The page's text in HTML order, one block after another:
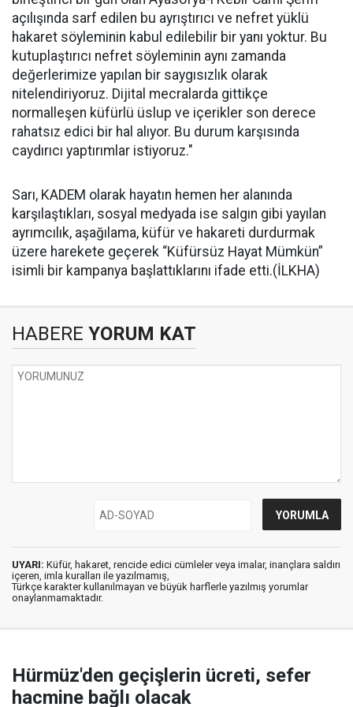
açılışında sarf edilen bu ayrıştırıcı ve nefret yüklü
hakaret söyleminin kabul edilebilir bir yanı yoktur. Bu
kutuplaştırıcı nefret söyleminin aynı zamanda
değerlerimize yapılan bir saygısızlık olarak
nitelendiriyoruz. Dijital mecralarda gittikçe
normalleşen küfürlü üslup ve içerikler son derece
rahatsız edici bir hal alıyor. Bu durum karşısında
caydırıcı yaptırımlar istiyoruz."
Sarı, KADEM olarak hayatın hemen her alanında
karşılaştıkları, sosyal medyada ise salgın gibi yayılan
ayrımcılık, aşağılama, küfür ve hakareti durdurmak
üzere harekete geçerek “Küfürsüz Hayat Mümkün”
isimli bir kampanya başlattıklarını ifade etti.(İLKHA)
HABERE YORUM KAT
UYARI: Küfür, hakaret, rencide edici cümleler veya imalar, inançlara saldırı
içeren, imla kuralları ile yazılmamış,
Türkçe karakter kullanılmayan ve büyük harflerle yazılmış yorumlar
onaylanmamaktadır.
Hürmüz'den geçişlerin ücreti, sefer
hacmine bağlı olacak